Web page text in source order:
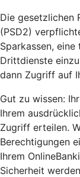
Die gesetzlichen
(PSD2)
Sparkassen,
Drittdienste
dann Zugriff auf
Gut zu wissen:
Ihrem
Zugriff erteilen.
Berechtigungen
Ihrem
Sicherheit